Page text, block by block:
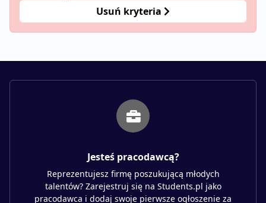
Usuń kryteria
Jesteś pracodawcą?
Reprezentujesz firmę poszukującą młodych
talentów? Zarejestruj się na Students.pl jako
pracodawca i dodaj swoje pierwsze ogłoszenie za